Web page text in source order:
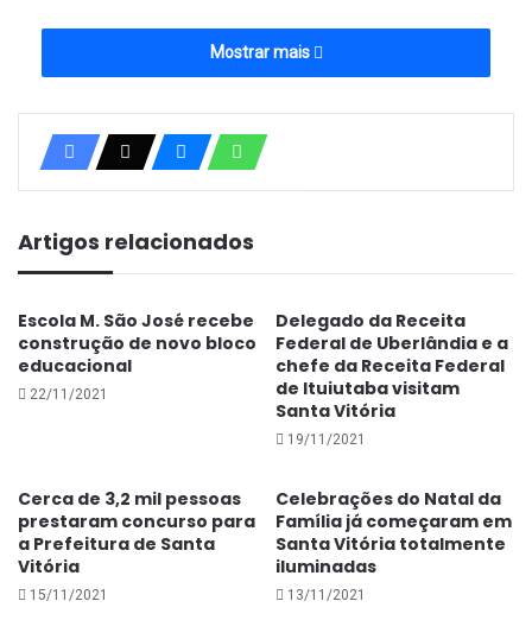
cemitério, a visitação aos túmulos e jazigos de entes
queridos neste Finados inicia-se às 6 horas. Os
portões serão fechados impreterivelmente às 19
horas.
Mostrar mais
Artigos relacionados
Escola M. São José recebe
construção de novo bloco
educacional
22/11/2021
Delegado da Receita
Federal de Uberlândia e a
chefe da Receita Federal
de Ituiutaba visitam
Santa Vitória
19/11/2021
Cerca de 3,2 mil pessoas
prestaram concurso para
a Prefeitura de Santa
Vitória
15/11/2021
Celebrações do Natal da
Família já começaram em
Santa Vitória totalmente
iluminadas
13/11/2021